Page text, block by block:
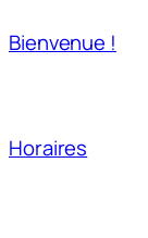
Bienvenue !
Horaires